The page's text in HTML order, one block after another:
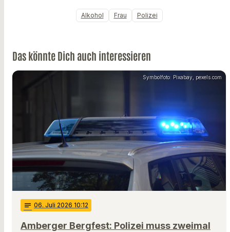
Alkohol Frau Polizei
Das könnte Dich auch interessieren
Symbolfoto: Pixabay, pexels.com
notes 06. Juli 2026 10:12
Amberger Bergfest: Polizei muss zweimal